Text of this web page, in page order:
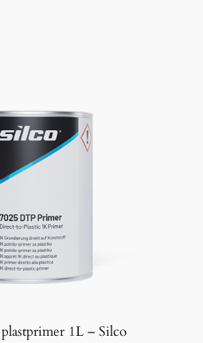
1L – Silco